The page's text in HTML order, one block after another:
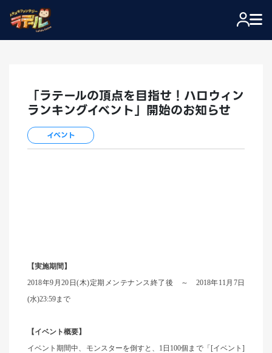
「ラテールの頂点を目指せ！ハロウィン
ランキングイベント」開始のお知らせ
イベント
【実施期間】
2018年9月20日(木)定期メンテナンス終了後 ～ 2018年11月7日
(水)23:59まで
【イベント概要】
イベント期間中、モンスターを倒すと、1日100個まで「[イベント]